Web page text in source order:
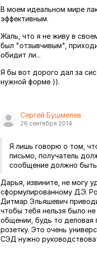
В моем идеальном мире
эффективным.
Жаль, что я не живу в
был "отзывчивым",
обидит ли...
Я бы вот дорого дал за
нужной форме )).
Сергей Бушмелев
26 сентября 2014
Я лишь говорю о том,
письмо, получатель
сообщение должно
Дарья, извините, не могу
сформулированному Д.Э.
Дитмар Эльяшевич
чтобы тебя нельзя было
общении, будь то деловая
розетку. Это очень
СЭД нужно